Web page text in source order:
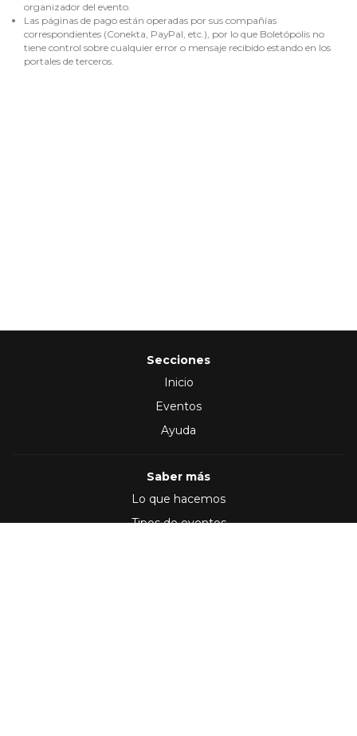
organizador del evento.
Las páginas de pago están operadas por sus compañías
correspondientes (Conekta, PayPal, etc.), por lo que Boletópolis no
tiene control sobre cualquier error o mensaje recibido estando en los
portales de terceros.
Secciones
Inicio
Eventos
Ayuda
Saber más
Lo que hacemos
Tipos de eventos